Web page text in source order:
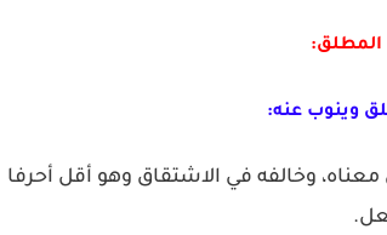
المطلق:
وينوب عنه:
وخالفه في الاشتقاق وهو أقل أحرفا